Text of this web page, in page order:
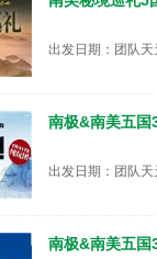
出发日期：团队
南极&南美五国
出发日期：团队
南极&南美五国